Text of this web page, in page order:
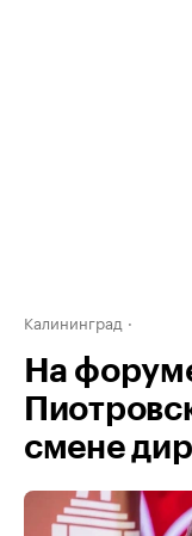
Калининград
На
смене